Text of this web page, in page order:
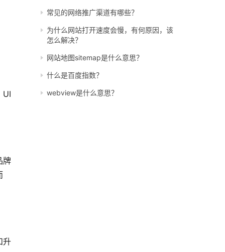
UI
牌
升
常见的网络推广渠道有哪些？
为什么网站打开速度会慢，有何原因，该
怎么解决？
网站地图sitemap是什么意思？
什么是百度指数？
webview是什么意思？